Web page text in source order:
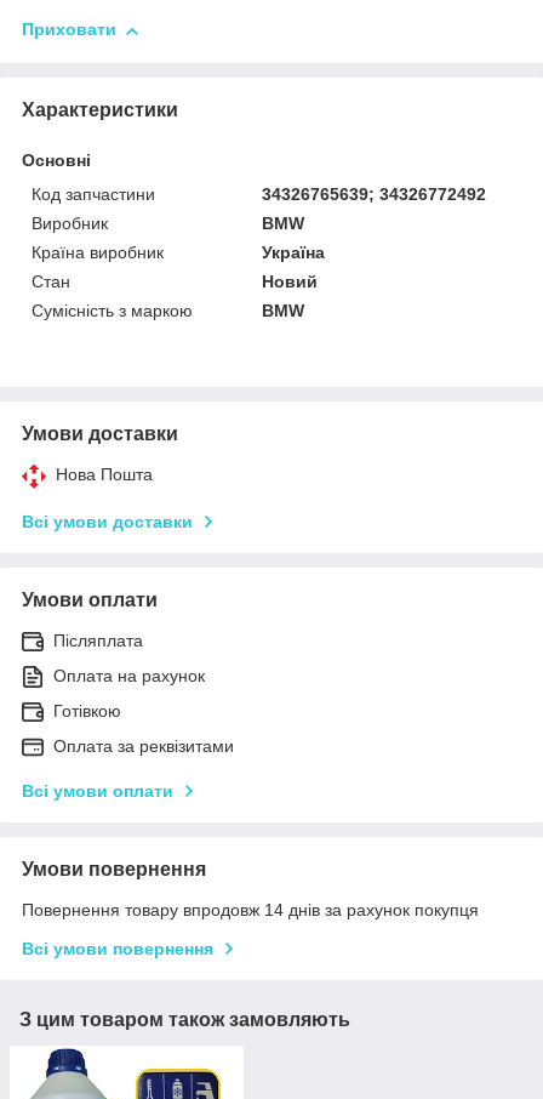
Приховати
Характеристики
Основні
Код запчастини
34326765639; 34326772492
Виробник
BMW
Країна виробник
Україна
Стан
Новий
Сумісність з маркою
BMW
Умови доставки
Нова Пошта
Всі умови доставки
Умови оплати
Післяплата
Оплата на рахунок
Готівкою
Оплата за реквізитами
Всі умови оплати
Умови повернення
Повернення товару впродовж 14 днів за рахунок покупця
Всі умови повернення
З цим товаром також замовляють